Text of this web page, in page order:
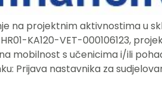
na projektnim aktivnostima u
KA120-VET-000106123,
na mobilnost s učenicima i/ili
Prijava nastavnika za